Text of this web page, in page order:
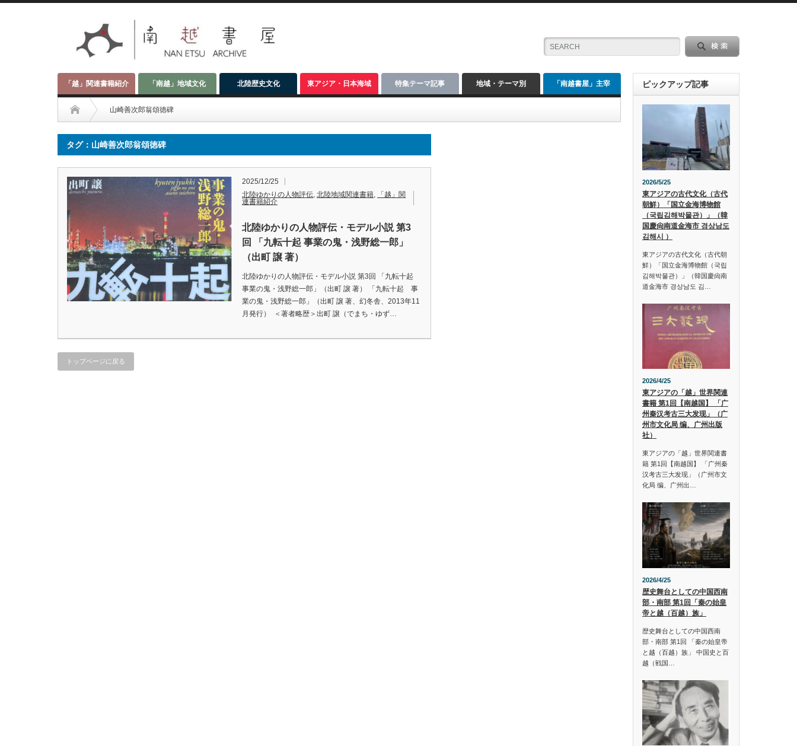
「越」関連書籍紹介 「南越」地域文化 北陸歴史文化 東アジア・日本海域 特集テーマ記事 地域・テーマ別 「南越書屋」主宰
山崎善次郎翁頌徳碑
タグ：山崎善次郎翁頌徳碑
2025/12/25
北陸ゆかりの人物評伝, 北陸地域関連書籍,
「越」関
連書籍紹介
北陸ゆかりの人物評伝・モデル小説 第3
回 「九転十起 事業の鬼・浅野総一郎」
（出町 譲 著）
北陸ゆかりの人物評伝・モデル小説 第3回 「九転十起
事業の鬼・浅野総一郎」（出町 譲 著） 「九転十起 事
業の鬼・浅野総一郎」（出町 譲 著、幻冬舎、2013年11
月発行） ＜著者略歴＞出町 譲（でまち・ゆず…
トップページに戻る
ピックアップ記事
2026/5/25
東アジアの古代文化（古代
朝鮮）「国立金海博物館
（국립김해박물관）」（韓
国慶尙南道金海市 경상남도
김해시 ）
東アジアの古代文化（古代朝
鮮）「国立金海博物館（국립
김해박물관）」（韓国慶尙南
道金海市 경상남도 김…
2026/4/25
東アジアの「越」世界関連
書籍 第1回【南越国】 「广
州秦汉考古三大发现」（广
州市文化局 编、广州出版
社）
東アジアの「越」世界関連書
籍 第1回【南越国】 「广州秦
汉考古三大发现」（广州市文
化局 编、广州出…
2026/4/25
歴史舞台としての中国西南
部・南部 第1回「秦の始皇
帝と越（百越）族」
歴史舞台としての中国西南
部・南部 第1回 「秦の始皇帝
と越（百越）族」 中国史と百
越（戦国…